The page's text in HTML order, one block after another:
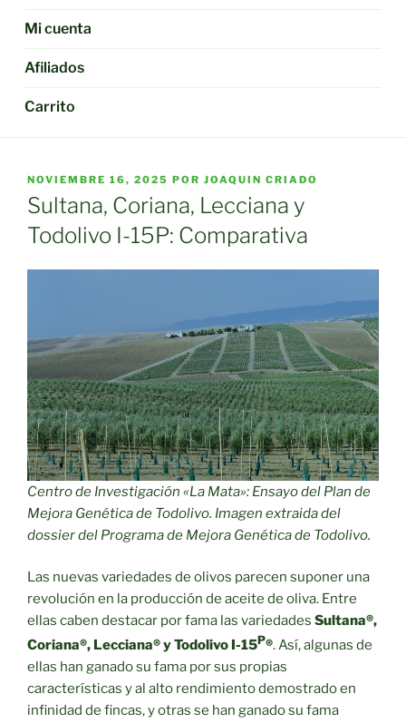
Mi cuenta
Afiliados
Carrito
PUBLICADO
EL
NOVIEMBRE 16, 2025 POR JOAQUIN CRIADO
Sultana, Coriana, Lecciana y
Todolivo I-15P: Comparativa
Centro de Investigación «La Mata»: Ensayo del Plan de
Mejora Genética de Todolivo. Imagen extraida del
dossier del Programa de Mejora Genética de Todolivo.
Las nuevas variedades de olivos parecen suponer una
revolución en la producción de aceite de oliva. Entre
ellas caben destacar por fama las variedades Sultana®,
Coriana®, Lecciana®y Todolivo I-15P®. Así, algunas de
ellas han ganado su fama por sus propias
características y al alto rendimiento demostrado en
infinidad de fincas, y otras se han ganado su fama